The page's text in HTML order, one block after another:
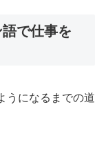
で仕事を
うになるまでの道